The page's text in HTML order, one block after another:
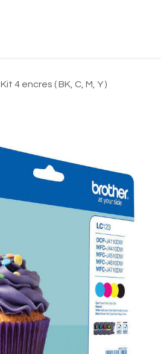
4 encres ( BK, C, M, Y )